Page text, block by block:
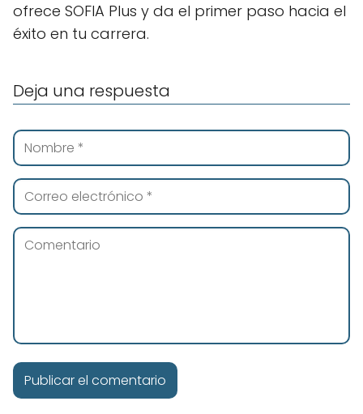
ofrece SOFIA Plus y da el primer paso hacia el
éxito en tu carrera.
Deja una respuesta